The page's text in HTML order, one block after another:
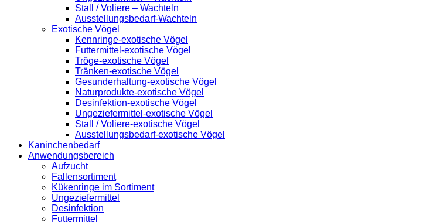
Stall / Voliere – Wachteln
Ausstellungsbedarf-Wachteln
Exotische Vögel
Kennringe-exotische Vögel
Futtermittel-exotische Vögel
Tröge-exotische Vögel
Tränken-exotische Vögel
Gesunderhaltung-exotische Vögel
Naturprodukte-exotische Vögel
Desinfektion-exotische Vögel
Ungeziefermittel-exotische Vögel
Stall / Voliere-exotische Vögel
Ausstellungsbedarf-exotische Vögel
Kaninchenbedarf
Anwendungsbereich
Aufzucht
Fallensortiment
Kükenringe im Sortiment
Ungeziefermittel
Desinfektion
Futtermittel